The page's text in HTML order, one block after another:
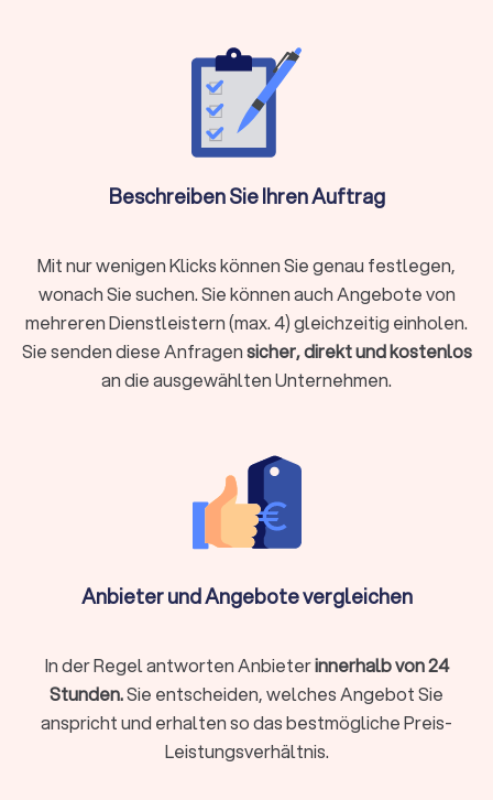
Steueroptimierung und proaktive Gestaltungsberatung
Als Faustregel gilt: Wenn die mögliche Steuerersparnis oder
Zeitersparnis die Kosten übersteigt, ist die Investition
Moderne Steuerberatung findet längst nicht mehr nur im
klassischen Büro statt. Digitale Kanzleien bieten ihre
Dienstleistungen vollständig online an, von der
Belegübermittlung bis zur Videoberatung. Beide Modelle
haben Vorzüge:
Persönlicher Kontakt bei komplexen Beratungen
Kurzfristige persönliche Termine möglich
Aufbau einer persönlichen Vertrauensbeziehung
schätzen
Online-Steuerberatung
Ortsunabhängig und zeitlich flexibel
Oft günstigere Preismodelle durch effizientere Prozesse
Beschreiben Sie Ihren Auftrag
Mit nur wenigen Klicks können Sie genau festlegen,
wonach Sie suchen. Sie können auch Angebote von
mehreren Dienstleistern (max. 4) gleichzeitig einholen.
Sie senden diese Anfragensicher, direkt und kostenlos
an die ausgewählten Unternehmen.
Anbieter und Angebote vergleichen
In der Regel antworten Anbieterinnerhalb von 24
Stunden.Sie entscheiden, welches Angebot Sie
anspricht und erhalten so das bestmögliche Preis-
Leistungsverhältnis.